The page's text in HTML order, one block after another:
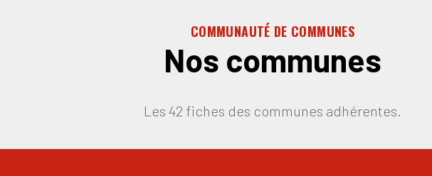
COMMUNAUTÉ DE COMMUNES
Nos communes
Les 42 fiches des communes adhérentes.